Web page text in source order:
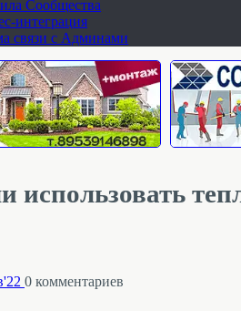
Сообщества
интеграция
связи с Админами
использовать
0 комментариев